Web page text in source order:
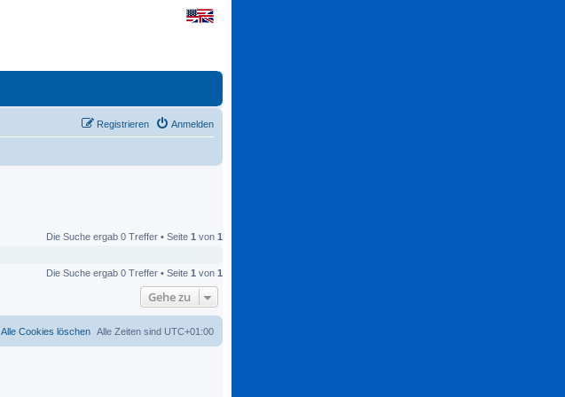
Anmelden
Registrieren
Die Suche ergab 0 Treffer • Seite 1 von 1
Die Suche ergab 0 Treffer • Seite 1 von 1
Gehe zu
Alle Zeiten sind UTC+01:00
Alle Cookies löschen